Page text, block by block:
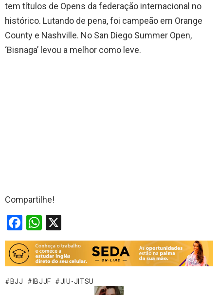
tem títulos de Opens da federação internacional no
histórico. Lutando de pena, foi campeão em Orange
County e Nashville. No San Diego Summer Open,
‘Bisnaga’ levou a melhor como leve.
Compartilhe!
F
a
ce
b
o
W
h
at
s
A
BJJ IBJJF JIU-JITSU